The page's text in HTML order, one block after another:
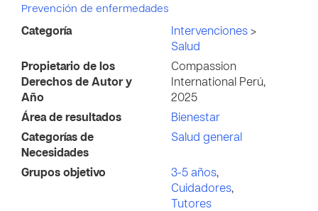
Prevención de enfermedades
Categoría Intervenciones >
Salud
Propietario de los
Derechos de Autor y
Año
Compassion
International Perú,
2025
Área de resultados
Bienestar
Categorías de
Necesidades
Salud general
Grupos objetivo 3-5 años,
Cuidadores,
Tutores